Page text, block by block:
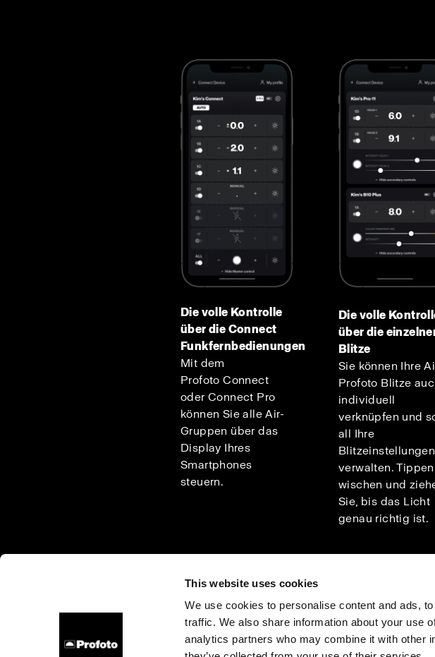
This website uses cookies
We use cookies to personalise content and ads,
traffic. We also share information about your use
analytics partners who may combine it with other
Die volle Kontrolle
über die Connect
Funkfernbedienungen
Mit dem
Profoto Connect
oder Connect Pro
können Sie alle Air-
Gruppen über das
Display Ihres
Smartphones
steuern.
Die volle
über die
Blitze
Sie können Ihre
Profoto Blitze
individuell
verknüpfen und
all Ihre
Blitzeinstellungen
verwalten.
wischen und
Sie, bis das Licht
genau richtig ist.
Über uns Kontakt Support Karriere Presse Investors Share